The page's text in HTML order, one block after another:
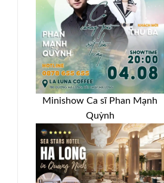
Minishow Ca sĩ Phan Mạnh
Quỳnh